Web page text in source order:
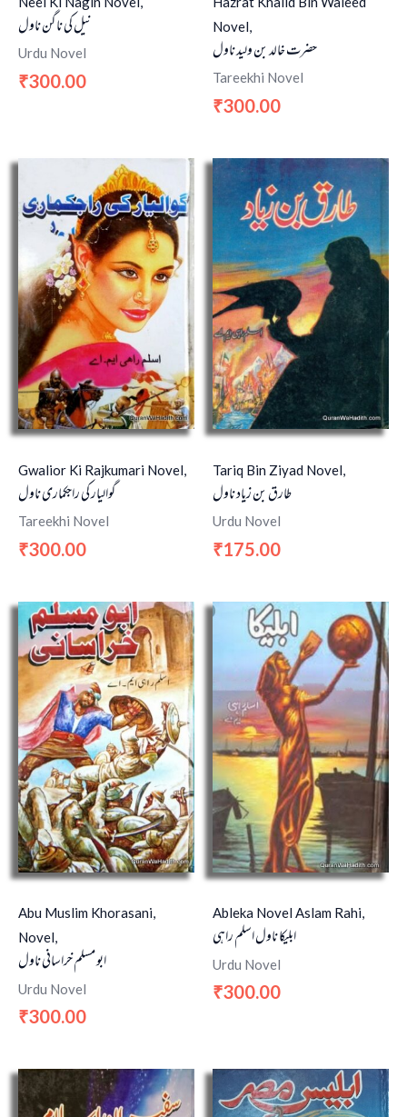
نیل کی ناگن ناول
Urdu Novel
₹300.00
Novel,
حضرت خالد بن ولید ناول
Tareekhi Novel
₹300.00
Gwalior Ki Rajkumari Novel,
گوالیار کی راجکماری ناول
Tareekhi Novel
₹300.00
Tariq Bin Ziyad Novel,
طارق بن زیاد ناول
Urdu Novel
₹175.00
Abu Muslim Khorasani,
Novel,
ابو مسلم خراسانی ناول
Urdu Novel
₹300.00
Ableka Novel Aslam Rahi,
ابلیکا ناول اسلم راہی
Urdu Novel
₹300.00